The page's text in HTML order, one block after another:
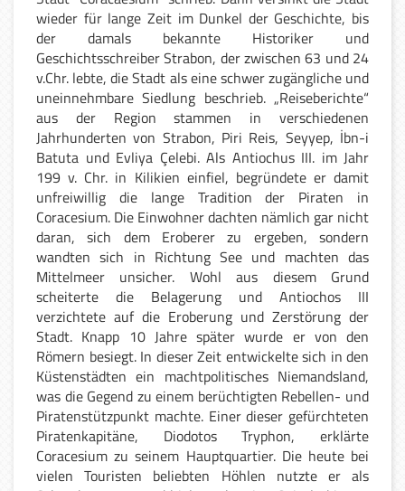
wieder für lange Zeit im Dunkel der Geschichte, bis
der damals bekannte Historiker und
Geschichtsschreiber Strabon, der zwischen 63 und 24
v.Chr. lebte, die Stadt als eine schwer zugängliche und
uneinnehmbare Siedlung beschrieb. „Reiseberichte“
aus der Region stammen in verschiedenen
Jahrhunderten von Strabon, Piri Reis, Seyyep, İbn-i
Batuta und Evliya Çelebi. Als Antiochus III. im Jahr
199 v. Chr. in Kilikien einfiel, begründete er damit
unfreiwillig die lange Tradition der Piraten in
Coracesium. Die Einwohner dachten nämlich gar nicht
daran, sich dem Eroberer zu ergeben, sondern
wandten sich in Richtung See und machten das
Mittelmeer unsicher. Wohl aus diesem Grund
scheiterte die Belagerung und Antiochos III
verzichtete auf die Eroberung und Zerstörung der
Stadt. Knapp 10 Jahre später wurde er von den
Römern besiegt. In dieser Zeit entwickelte sich in den
Küstenstädten ein machtpolitisches Niemandsland,
was die Gegend zu einem berüchtigten Rebellen- und
Piratenstützpunkt machte. Einer dieser gefürchteten
Piratenkapitäne, Diodotos Tryphon, erklärte
Coracesium zu seinem Hauptquartier. Die heute bei
vielen Touristen beliebten Höhlen nutzte er als